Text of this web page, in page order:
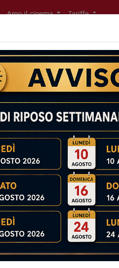
Amo il cinema Tariffe
Non ci sono